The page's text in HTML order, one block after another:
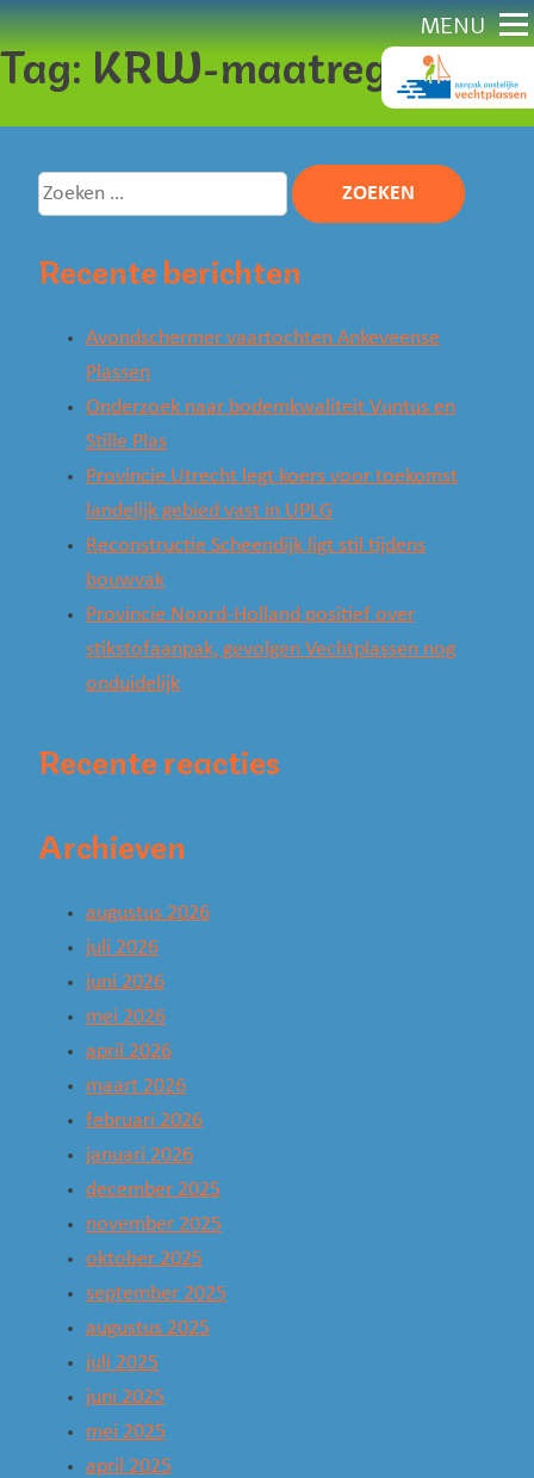
naar
content
MENU
Tag: KRW-maatregelen
Zoeken
naar:
Recente berichten
Avondschermer vaartochten Ankeveense
Plassen
Onderzoek naar bodemkwaliteit Vuntus en
Stille Plas
Provincie Utrecht legt koers voor toekomst
landelijk gebied vast in UPLG
Reconstructie Scheendijk ligt stil tijdens
bouwvak
Provincie Noord-Holland positief over
stikstofaanpak, gevolgen Vechtplassen nog
onduidelijk
Recente reacties
Archieven
augustus 2026
juli 2026
juni 2026
mei 2026
april 2026
maart 2026
februari 2026
januari 2026
december 2025
november 2025
oktober 2025
september 2025
augustus 2025
juli 2025
juni 2025
mei 2025
april 2025